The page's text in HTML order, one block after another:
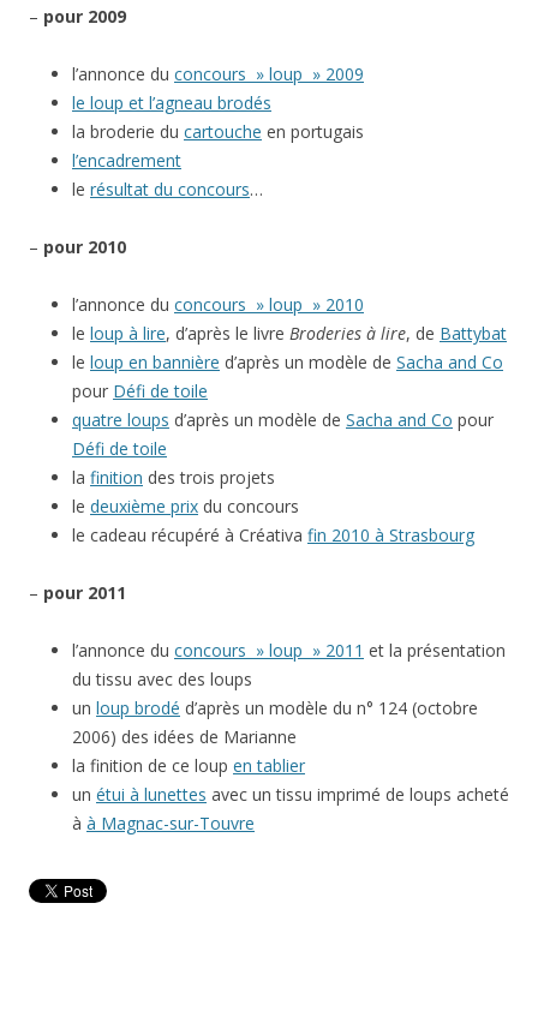
– pour 2009
l’annonce du concours » loup » 2009
le loup et l’agneau brodés
la broderie du cartouche en portugais
l’encadrement
le résultat du concours…
– pour 2010
l’annonce du concours » loup » 2010
le loup à lire, d’après le livre Broderies à lire, de Battybat
le loup en bannière d’après un modèle de Sacha and Co
pour Défi de toile
quatre loups d’après un modèle de Sacha and Co pour
Défi de toile
la finition des trois projets
le deuxième prix du concours
le cadeau récupéré à Créativa fin 2010 à Strasbourg
– pour 2011
l’annonce du concours » loup » 2011 et la présentation
du tissu avec des loups
un loup brodé d’après un modèle du n° 124 (octobre
2006) des idées de Marianne
la finition de ce loup en tablier
un étui à lunettes avec un tissu imprimé de loups acheté
à à Magnac-sur-Touvre